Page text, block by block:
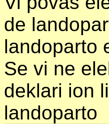
de
landoparto
Se vi ne
deklari ion
landoparto